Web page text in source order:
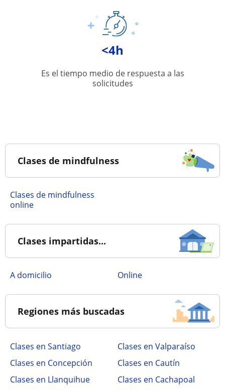
<4h
Es el tiempo medio de respuesta a las
solicitudes
Clases de mindfulness
Clases de mindfulness
online
Clases impartidas...
a domicilio online
Regiones más buscadas
Clases en Santiago
Clases en Valparaíso
Clases en Concepción
Clases en Cautín
Clases en Llanquihue
Clases en Cachapoal